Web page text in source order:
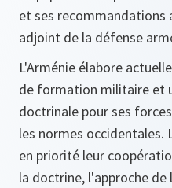
et ses
adjoint de la défense
L'Arménie élabore
de formation militaire et
doctrinale pour ses
les normes occidentales.
en priorité leur
la doctrine, l'approche